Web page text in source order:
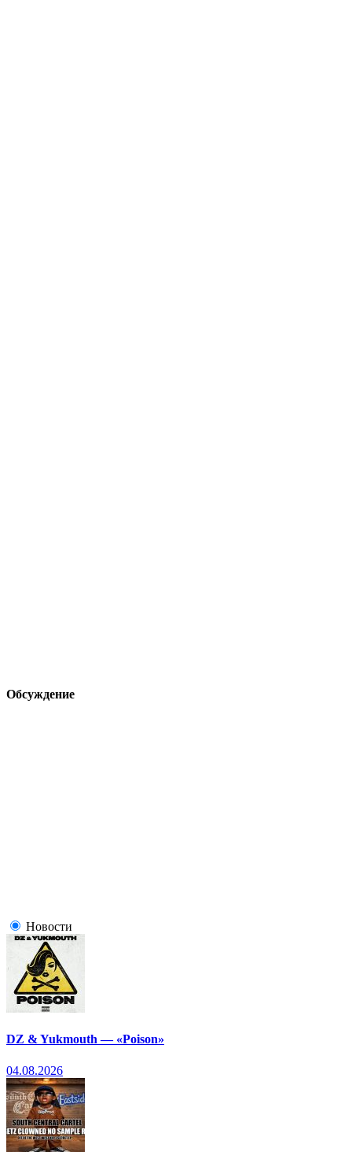
Обсуждение
Новости
DZ & Yukmouth — «Poison»
04.08.2026